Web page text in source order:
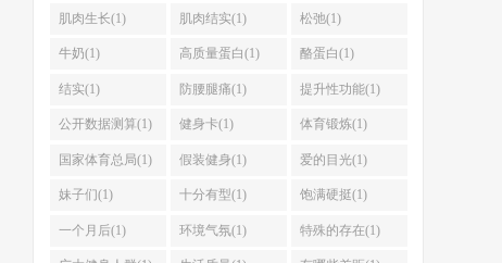
肌肉生长(1) 肌肉结实(1) 松弛(1)
牛奶(1) 高质量蛋白(1) 酪蛋白(1)
结实(1) 防腰腿痛(1) 提升性功能(1)
公开数据测算(1) 健身卡(1) 体育锻炼(1)
国家体育总局(1) 假装健身(1) 爱的目光(1)
妹子们(1) 十分有型(1) 饱满硬挺(1)
一个月后(1) 环境气氛(1) 特殊的存在(1)